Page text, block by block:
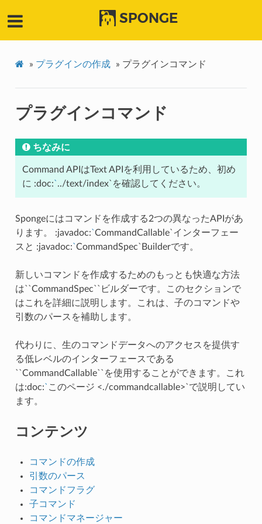
SPONGE
» プラグインの作成 » プラグインコマンド
プラグインコマンド
ちなみに
Command APIはText APIを利用しているため、初め
に :doc:`../text/index`を確認してください。
Spongeにはコマンドを作成する2つの異なったAPIがあ
ります。 :javadoc:`CommandCallable`インターフェー
スと :javadoc:`CommandSpec`Builderです。
新しいコマンドを作成するためのもっとも快適な方法
は``CommandSpec``ビルダーです。このセクションで
はこれを詳細に説明します。これは、子のコマンドや
引数のパースを補助します。
代わりに、生のコマンドデータへのアクセスを提供す
る低レベルのインターフェースである
``CommandCallable``を使用することができます。これ
は:doc:` このページ <./commandcallable>`で説明してい
ます。
コンテンツ
コマンドの作成
引数のパース
コマンドフラグ
子コマンド
コマンドマネージャー